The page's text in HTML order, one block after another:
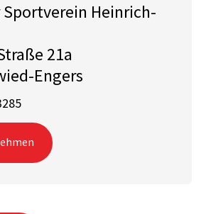
Heinrich-
21a
Engers